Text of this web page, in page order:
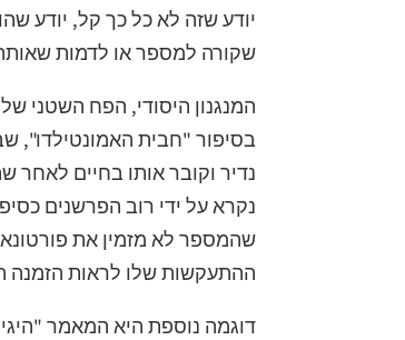
יודע שזה לא כל כך קל, יודע
שקורה למספר או לדמות
המנגנון היסודי, הפח השטני
בסיפור "חבית האמונטילדו",
נדיר וקובר אותו בחיים לאחר
נקרא על ידי רוב הפרשנים
שהמספר לא מזמין את
ההתעקשות שלו לראות הזמנה
דוגמה נוספת היא המאמר